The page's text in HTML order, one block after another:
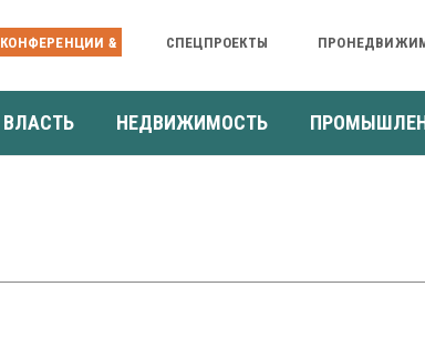
КОНФЕРЕНЦИИ & СПЕЦПРОЕКТЫ
ВЛАСТЬ НЕДВИЖИМОСТЬ